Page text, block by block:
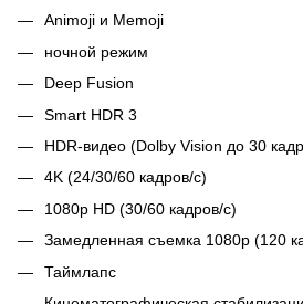
Animoji и Memoji
ночной режим
Deep Fusion
Smart HDR 3
HDR‑видео (Dolby Vision до 30
4K (24/30/60 кадров/с)
1080p HD (30/60 кадров/с)
Замедленная съемка 1080p (120
Таймлапс